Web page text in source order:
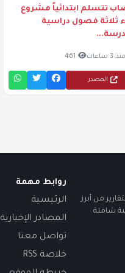
تتسلم ابتدائياً مشروع
ثلاثة فصول دراسية
منذ 3 ساعات 461
المصدر
من أبرز
شاملة
روابط مهمة
الرئيسية
المصادر الإخبارية
تواصل معنا
خلاصة RSS